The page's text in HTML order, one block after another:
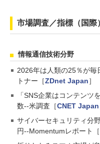
市場調査／指標（国際
情報通信技術分野
2026年は人類の25％が毎
トナー［ZDnet Japan］
「SNS企業はコンテンツ
数--米調査［CNET Japan
サイバーセキュリティ分
円--Momentumレポート［